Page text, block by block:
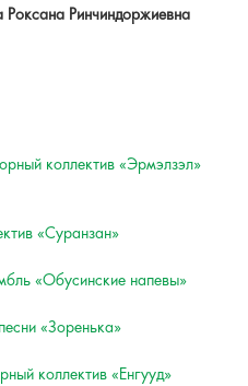
Роксана Ринчиндоржиевна
коллектив «Эрмэлзэл»
«Суранзан»
«Обусинские напевы»
«Зоренька»
коллектив «Енгyyд»